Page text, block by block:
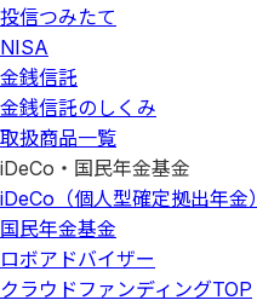
投信つみたて
NISA
金銭信託
金銭信託のしくみ
取扱商品一覧
iDeCo・国民年金基金
iDeCo（個人型確定拠出年金）
国民年金基金
ロボアドバイザー
クラウドファンディングTOP